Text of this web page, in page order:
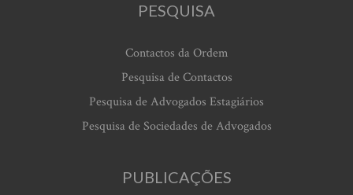
PESQUISA
Contactos da Ordem
Pesquisa de Contactos
Pesquisa de Advogados Estagiários
Pesquisa de Sociedades de Advogados
PUBLICAÇÕES